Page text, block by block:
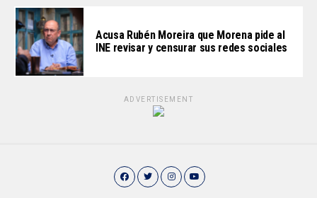
Acusa Rubén Moreira que Morena pide al
INE revisar y censurar sus redes sociales
ADVERTISEMENT